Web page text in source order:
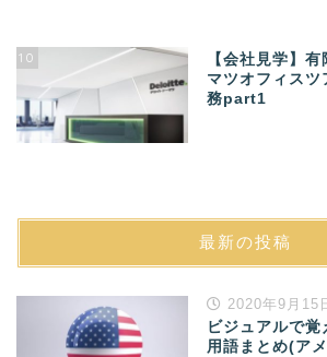
10
【会社見学】
マツオフィスツ
務part1
最新の投稿
2020年9月15
ビジュアルで
用語まとめ(ア